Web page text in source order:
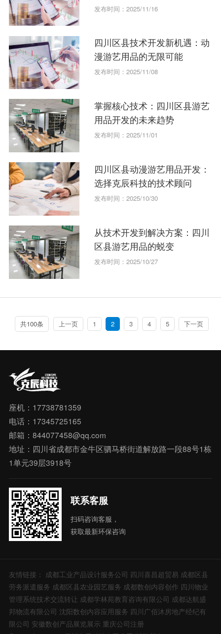
发布时间：2025/11/16
四川区县技术开发新机遇：动
漫游艺用品的无限可能
发布时间：2025/11/08
掌握核心技术：四川区县游艺
用品开发的未来趋势
发布时间：2025/11/01
四川区县动漫游艺用品开发：
选择克辰科技的技术顾问
发布时间：2025/10/30
从技术开发到解决方案：四川
区县游艺用品的蜕变
发布时间：2025/10/27
共100条 上一页 1 2 3 4 5 下一页
座机：17738781359
电话：17345725165
邮箱：844077458@qq.com
地址：四川省成都市金牛区驷马桥街道解放路一段88号1栋
1单元39层3918号
联系客服
扫码咨询客服，
获取最新环保咨询
友情链接： 成都工业产品设计服务公司 四川喜昌超贸易 成都区县
劳务派遣服务 成都区县农业园艺服务 成都数创内容创作 四川物业
管理系统技术交流转让 成都学林苑教育咨询有限公司 成都达航盛
邦物流有限公司 沈阳数创内容应用服务 四川广佰沐房地产经纪有
限公司 安徽数创产品展览展示 重庆公司注册